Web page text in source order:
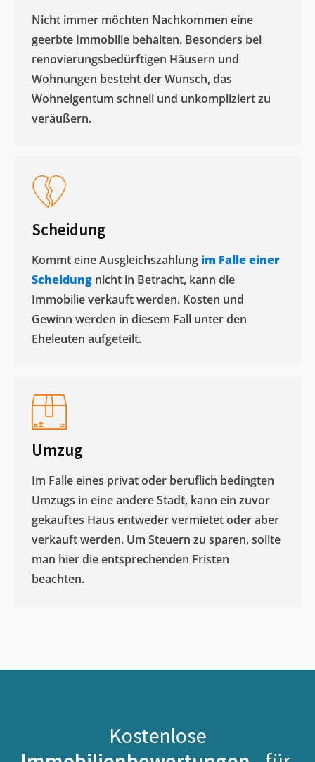
Nicht immer möchten Nachkommen eine
geerbte Immobilie behalten. Besonders bei
renovierungsbedürftigen Häusern und
Wohnungen besteht der Wunsch, das
Wohneigentum schnell und unkompliziert zu
veräußern. ​
Scheidung
Kommt eine Ausgleichszahlung im Falle einer
Scheidung nicht in Betracht, kann die
Immobilie verkauft werden. Kosten und
Gewinn werden in diesem Fall unter den
Eheleuten aufgeteilt.​
Umzug
Im Falle eines privat oder beruflich bedingten
Umzugs in eine andere Stadt, kann ein zuvor
gekauftes Haus entweder vermietet oder aber
verkauft werden. Um Steuern zu sparen, sollte
man hier die entsprechenden Fristen
beachten.
Kostenlose